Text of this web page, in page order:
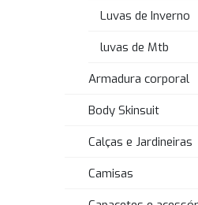
Luvas de Inverno
luvas de Mtb
Armadura corporal
Armadura de bebê
Armadura Mtb
Peças de
Body Skinsuit
Body de estrada
Macacão de triatlo
Calças e Jardineiras
Calça comprida Mtb
Camisas